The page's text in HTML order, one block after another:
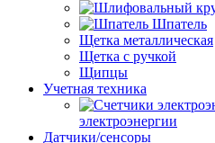
Шпатель
Щетка металлическая
Щетка с ручкой
Щипцы
Учетная техника
электроэнергии
Датчики/сенсоры